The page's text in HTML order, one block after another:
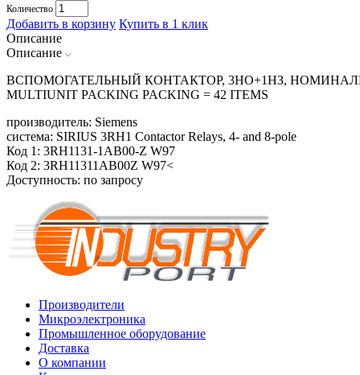
Количество
Добавить в корзину Купить в 1 клик
Описание
Описание
ВСПОМОГАТЕЛЬНЫЙ КОНТАКТОР, 3НО+1НЗ,
MULTIUNIT PACKING PACKING = 42 ITEMS
производитель: Siemens
система: SIRIUS 3RH1 Contactor Relays, 4- and 8-pole
Код 1: 3RH1131-1AB00-Z W97
Код 2: 3RH11311AB00Z W97<
Доступность: по запросу
Производители
Микроэлектроника
Промышленное оборудование
Доставка
О компании